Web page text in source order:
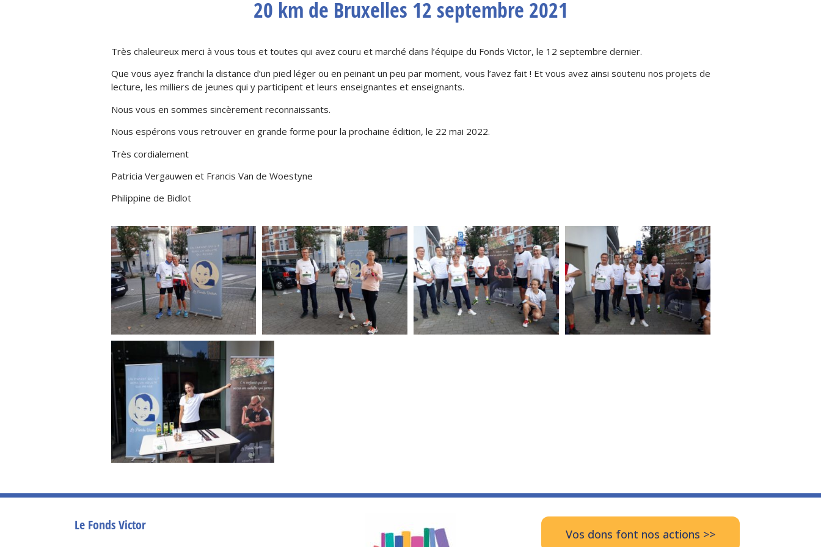
20 km de Bruxelles 12 septembre 2021
Très chaleureux merci à vous tous et toutes qui avez couru et marché dans l’équipe du Fonds Victor, le 12 septembre dernier.
Que vous ayez franchi la distance d’un pied léger ou en peinant un peu par moment, vous l’avez fait ! Et vous avez ainsi soutenu nos projets de
lecture, les milliers de jeunes qui y participent et leurs enseignantes et enseignants.
Nous vous en sommes sincèrement reconnaissants.
Nous espérons vous retrouver en grande forme pour la prochaine édition, le 22 mai 2022.
Très cordialement
Patricia Vergauwen et Francis Van de Woestyne
Philippine de Bidlot
Le Fonds Victor
Vos dons font nos actions >>